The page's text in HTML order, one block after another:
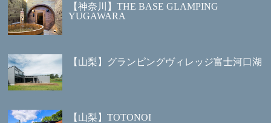
【神奈川】THE BASE GLAMPING
YUGAWARA
【山梨】グランピングヴィレッジ富士河口湖
【山梨】TOTONOI